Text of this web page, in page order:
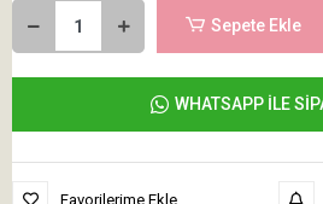
Sepete Ekle
WHATSAPP İLE
Favorilerime Ekle